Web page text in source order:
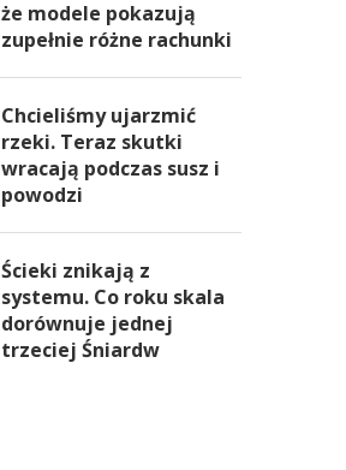
że modele pokazują
zupełnie różne rachunki
Chcieliśmy ujarzmić
rzeki. Teraz skutki
wracają podczas susz i
powodzi
Ścieki znikają z
systemu. Co roku skala
dorównuje jednej
trzeciej Śniardw